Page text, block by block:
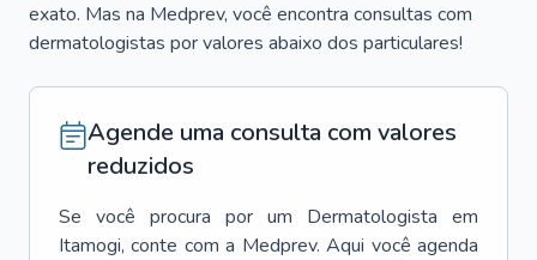
exato. Mas na Medprev, você encontra consultas com
dermatologistas por valores abaixo dos particulares!
Agende uma consulta com valores
reduzidos
Se você procura por um Dermatologista em
Itamogi, conte com a Medprev. Aqui você agenda